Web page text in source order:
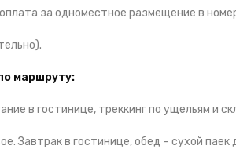
за одноместное размещение в
маршруту:
в гостинице, треккинг по ущельям и
Завтрак в гостинице, обед – сухой паек